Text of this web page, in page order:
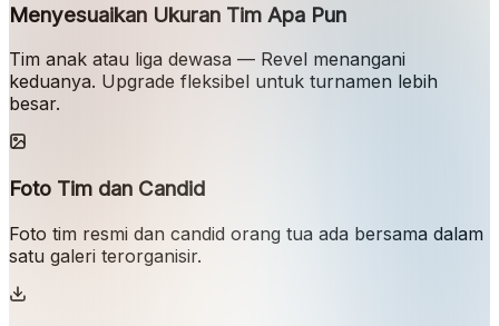
Menyesuaikan Ukuran Tim Apa Pun
Tim anak atau liga dewasa — Revel menangani
keduanya. Upgrade fleksibel untuk turnamen lebih
besar.
Foto Tim dan Candid
Foto tim resmi dan candid orang tua ada bersama dalam
satu galeri terorganisir.